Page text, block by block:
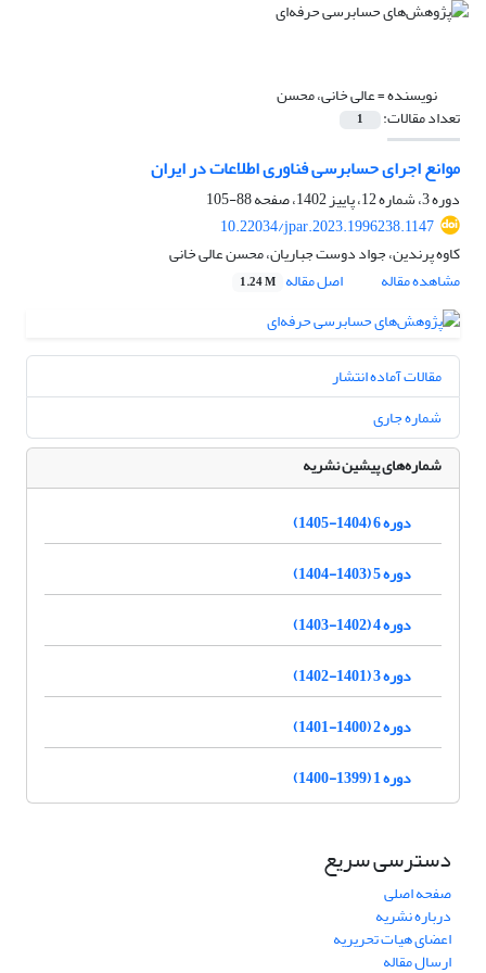
نویسنده =عالی خانی، محسن
تعداد مقالات: 1
موانع اجرای حسابرسی فناوری اطلاعات در ایران
دوره 3، شماره 12، پاییز 1402، صفحه
88-105
10.22034/jpar.2023.1996238.1147
کاوه پرندین، جواد دوست جباریان، محسن عالی خانی
مشاهده مقاله
اصل مقاله 1.24 M
مقالات آماده انتشار
شماره جاری
شماره‌های پیشین نشریه
دوره 6 (1404-1405)
دوره 5 (1403-1404)
دوره 4 (1402-1403)
دوره 3 (1401-1402)
دوره 2 (1400-1401)
دوره 1 (1399-1400)
دسترسی سریع
صفحه اصلی
درباره نشریه
اعضای هیات تحریریه
ارسال مقاله